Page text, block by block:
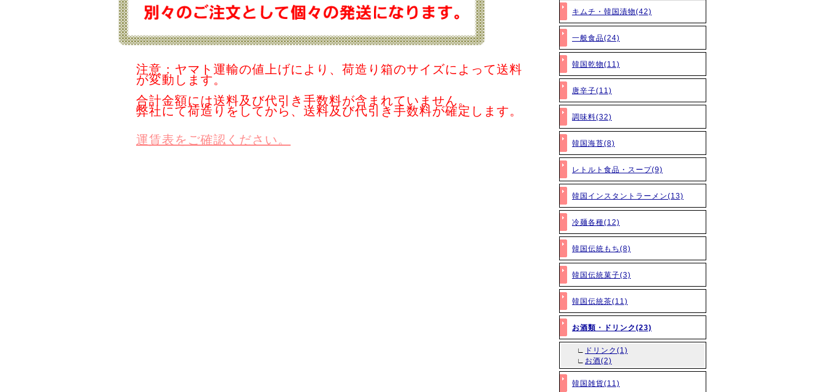
注意：ヤマト運輸の値上げにより、荷造り箱のサイズによって送料
が変動します。
合計金額には送料及び代引き手数料が含まれていません。
弊社にて荷造りをしてから、送料及び代引き手数料が確定します。
運賃表をご確認ください。
キムチ・韓国漬物(42)
一般食品(24)
韓国乾物(11)
唐辛子(11)
調味料(32)
韓国海苔(8)
レトルト食品・スープ(9)
韓国インスタントラーメン(13)
冷麺各種(12)
韓国伝統もち(8)
韓国伝統菓子(3)
韓国伝統茶(11)
お酒類・ドリンク(23)
∟
ドリンク(1)
∟ お酒(2)
韓国雑貨(11)